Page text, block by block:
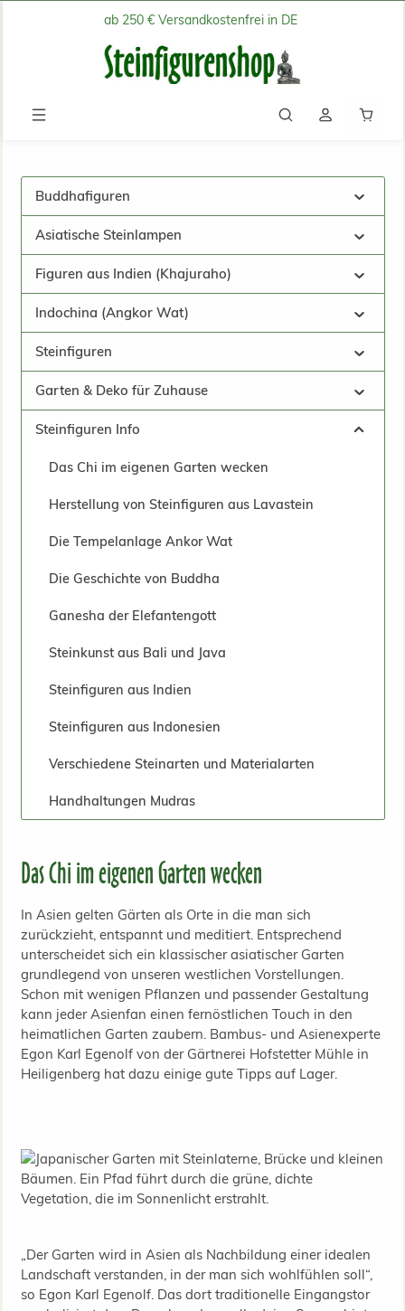
Zum Hauptinhalt springenab 250 € Versandkostenfrei in DE
Buddhafiguren
Asiatische Steinlampen
Figuren aus Indien (Khajuraho)
Indochina (Angkor Wat)
Steinfiguren
Garten & Deko für Zuhause
Steinfiguren Info
Das Chi im eigenen Garten wecken
Herstellung von Steinfiguren aus Lavastein
Die Tempelanlage Ankor Wat
Die Geschichte von Buddha
Ganesha der Elefantengott
Steinkunst aus Bali und Java
Steinfiguren aus Indien
Steinfiguren aus Indonesien
Verschiedene Steinarten und Materialarten
Handhaltungen Mudras
Das Chi im eigenen Garten wecken
In Asien gelten Gärten als Orte in die man sich
zurückzieht, entspannt und meditiert. Entsprechend
unterscheidet sich ein klassischer asiatischer Garten
grundlegend von unseren westlichen Vorstellungen.
Schon mit wenigen Pflanzen und passender Gestaltung
kann jeder Asienfan einen fernöstlichen Touch in den
heimatlichen Garten zaubern. Bambus- und Asienexperte
Egon Karl Egenolf von der Gärtnerei Hofstetter Mühle in
Heiligenberg hat dazu einige gute Tipps auf Lager.
„Der Garten wird in Asien als Nachbildung einer idealen
Landschaft verstanden, in der man sich wohlfühlen soll“,
so Egon Karl Egenolf. Das dort traditionelle Eingangstor